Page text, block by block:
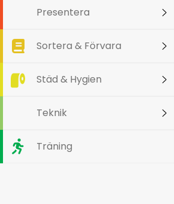
Presentera
Sortera & Förvara
Städ & Hygien
Teknik
Träning